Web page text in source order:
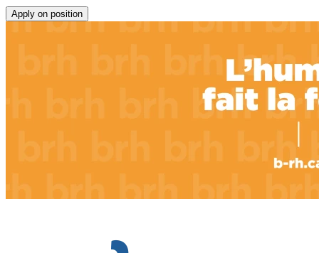
Apply on position